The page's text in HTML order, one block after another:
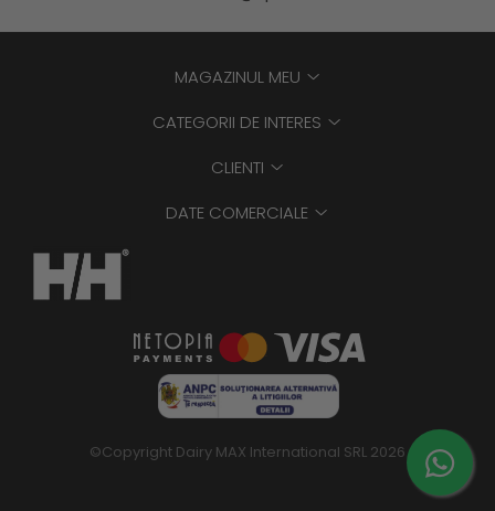
MAGAZINUL MEU
CATEGORII DE INTERES
CLIENTI
DATE COMERCIALE
©Copyright Dairy MAX International SRL 2026